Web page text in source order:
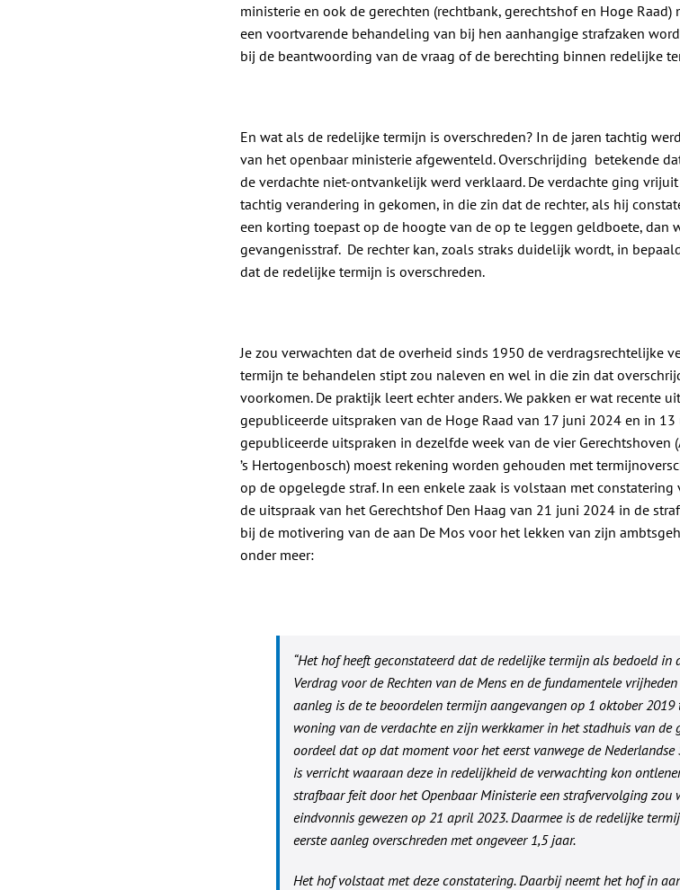
ministerie en ook de gerechten (rechtbank, gerechtshof en Hoge
een voortvarende behandeling van bij hen aanhangige strafzaken
bij de beantwoording van de vraag of de berechting binnen redelijke
En wat als de redelijke termijn is overschreden? In de jaren tachtig
van het openbaar ministerie afgewenteld. Overschrijding betekende
de verdachte niet-ontvankelijk werd verklaard. De verdachte ging
tachtig verandering in gekomen, in die zin dat de rechter, als hij
een korting toepast op de hoogte van de op te leggen geldboete, dan
gevangenisstraf. De rechter kan, zoals straks duidelijk wordt, in
dat de redelijke termijn is overschreden.
Je zou verwachten dat de overheid sinds 1950 de verdragsrechtelijke
termijn te behandelen stipt zou naleven en wel in die zin dat
voorkomen. De praktijk leert echter anders. We pakken er wat recente
gepubliceerde uitspraken van de Hoge Raad van 17 juni 2024 en in
gepubliceerde uitspraken in dezelfde week van de vier Gerechtshoven
’s Hertogenbosch) moest rekening worden gehouden met
op de opgelegde straf. In een enkele zaak is volstaan met
de uitspraak van het Gerechtshof Den Haag van 21 juni 2024 in de
bij de motivering van de aan De Mos voor het lekken van zijn
onder meer:
“Het hof heeft geconstateerd dat de redelijke termijn als bedoeld in
Verdrag voor de Rechten van de Mens en de fundamentele
aanleg is de te beoordelen termijn aangevangen op 1 oktober
woning van de verdachte en zijn werkkamer in het stadhuis van de
oordeel dat op dat moment voor het eerst vanwege de
is verricht waaraan deze in redelijkheid de verwachting kon
strafbaar feit door het Openbaar Ministerie een strafvervolging zou
eindvonnis gewezen op 21 april 2023. Daarmee is de redelijke
eerste aanleg overschreden met ongeveer 1,5 jaar.
Het hof volstaat met deze constatering. Daarbij neemt het hof in